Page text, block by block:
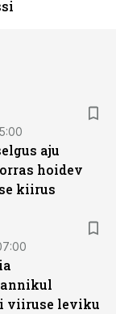
aju
hoidev
kiirus
viiruse leviku